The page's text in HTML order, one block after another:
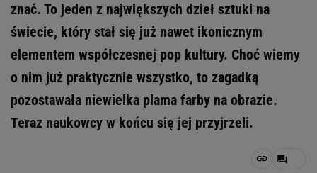
znać. To jeden z największych dzieł sztuki na
świecie, który stał się już nawet ikonicznym
elementem współczesnej pop kultury. Choć wiemy
o nim już praktycznie wszystko, to zagadką
pozostawała niewielka plama farby na obrazie.
Teraz naukowcy w końcu się jej przyjrzeli.